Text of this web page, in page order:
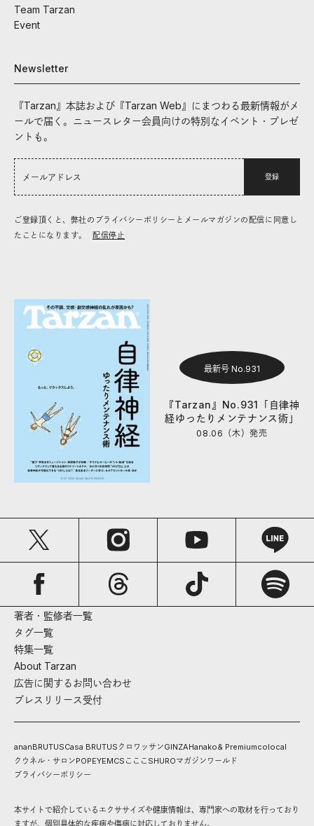
Team Tarzan
Event
Newsletter
『Tarzan』本誌および『Tarzan Web』にまつわる最新情報がメ
ールで届く。ニュースレター会員向けの特別なイベント・プレゼ
ントも。
登録
ご登録頂くと、弊社のプライバシーポリシーとメールマガジンの配信に同意し
たことになります。
配信停止
最新号 No.931
『Tarzan』No.931「自律神
経ゆったりメンテナンス術」
08.06（木）発売
著者・監修者一覧
タグ一覧
特集一覧
About Tarzan
広告に関するお問い合わせ
プレスリリース受付
ananBRUTUSCasa BRUTUS クロワッサンGINZAHanako& Premiumcolocal
クウネル・サロンPOPEYEMCS こここ SHUROマガジンワールド
プライバシーポリシー
本サイトで紹介しているエクササイズや健康情報は、専門家への取材を行っており
ますが、個別具体的な疾病や傷病に対応しておりません。